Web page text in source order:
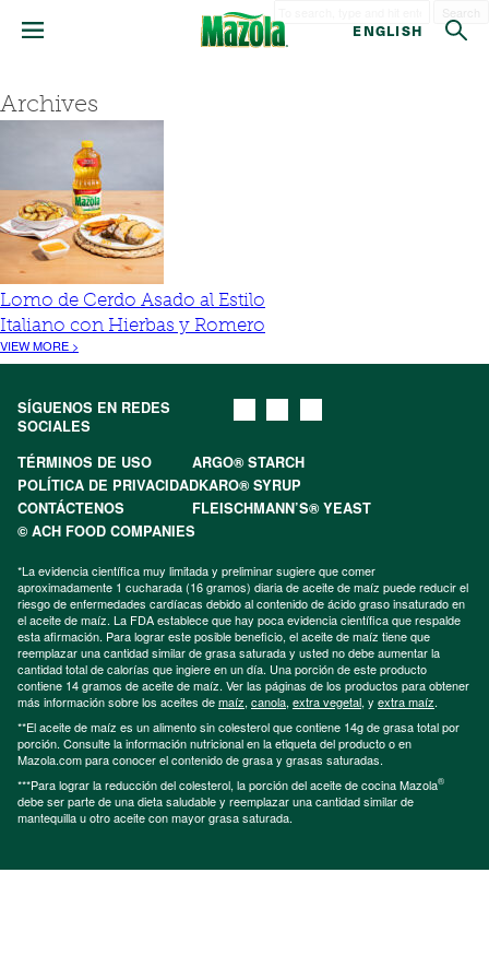
ENGLISH
Archives
Lomo de Cerdo Asado al Estilo
Italiano con Hierbas y Romero
VIEW MORE >
SÍGUENOS EN REDES
SOCIALES
TÉRMINOS DE USO
ARGO® STARCH
POLÍTICA DE PRIVACIDADKARO® SYRUP
CONTÁCTENOS
FLEISCHMANN’S® YEAST
© ACH FOOD COMPANIES
*La evidencia científica muy limitada y preliminar sugiere que comer
aproximadamente 1 cucharada (16 gramos) diaria de aceite de maíz puede reducir el
riesgo de enfermedades cardíacas debido al contenido de ácido graso insaturado en
el aceite de maíz. La FDA establece que hay poca evidencia científica que respalde
esta afirmación. Para lograr este posible beneficio, el aceite de maíz tiene que
reemplazar una cantidad similar de grasa saturada y usted no debe aumentar la
cantidad total de calorías que ingiere en un día. Una porción de este producto
contiene 14 gramos de aceite de maíz. Ver las páginas de los productos para obtener
más información sobre los aceites demaíz, canola, extra vegetal, y extra maíz.
**El aceite de maíz es un alimento sin colesterol que contiene 14g de grasa total por
porción. Consulte la información nutricional en la etiqueta del producto o en
Mazola.com para conocer el contenido de grasa y grasas saturadas.
***Para lograr la reducción del colesterol, la porción del aceite de cocina Mazola®
debe ser parte de una dieta saludable y reemplazar una cantidad similar de
mantequilla u otro aceite con mayor grasa saturada.